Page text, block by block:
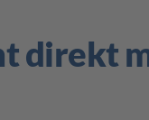
direkt